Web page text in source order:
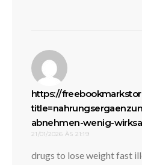
https://
abnehmen-wenig-
21/01/2026 ÀS 21:19
drugs to lose weight fast